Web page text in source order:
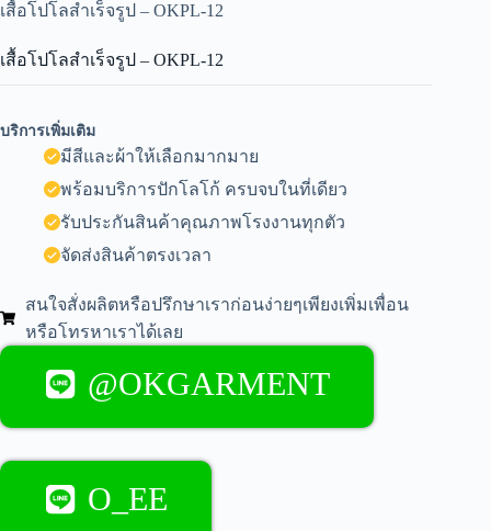
เสื้อโปโลสำเร็จรูป – OKPL-12
เสื้อโปโลสำเร็จรูป – OKPL-12
บริการเพิ่มเติม
มีสีและผ้าให้เลือกมากมาย
พร้อมบริการปักโลโก้ ครบจบในที่เดียว
รับประกันสินค้าคุณภาพโรงงานทุกตัว
จัดส่งสินค้าตรงเวลา
สนใจสั่งผลิตหรือปรึกษาเราก่อนง่ายๆเพียงเพิ่มเพื่อน
หรือโทรหาเราได้เลย
@OKGARMENT
O_EE